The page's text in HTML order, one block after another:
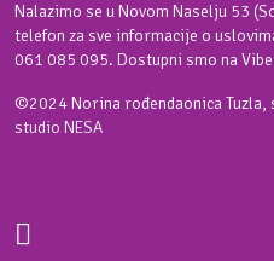
Nalazimo se u Novom Naselju 53
telefon za sve informacije o
061 085 095. Dostupni smo na
©2024 Norina rođendaonica Tuzla,
studio NESA